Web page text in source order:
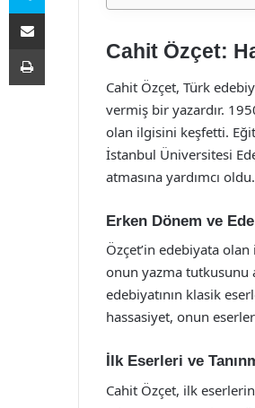
Cahit Özçet:
Cahit Özçet, Türk
vermiş bir yazardır.
olan ilgisini keşfetti.
İstanbul Üniversitesi
atmasına yardımcı oldu.
Erken Dönem ve
Özçet’in edebiyata
onun yazma tutkusunu
edebiyatının klasik
hassasiyet, onun
İlk Eserleri ve
Cahit Özçet, ilk
E-Posta ile paylaş